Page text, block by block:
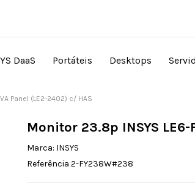
DaaS Portáteis Desktops
Panel (LE2-2402) c/ HAS
Monitor 23.8p INSYS
Marca: INSYS
Referência 2-FY238W#238